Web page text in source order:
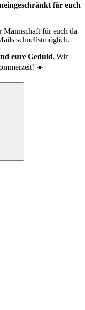
für euch
für euch da
schnellstmöglich.
eure Geduld. Wir
☀️